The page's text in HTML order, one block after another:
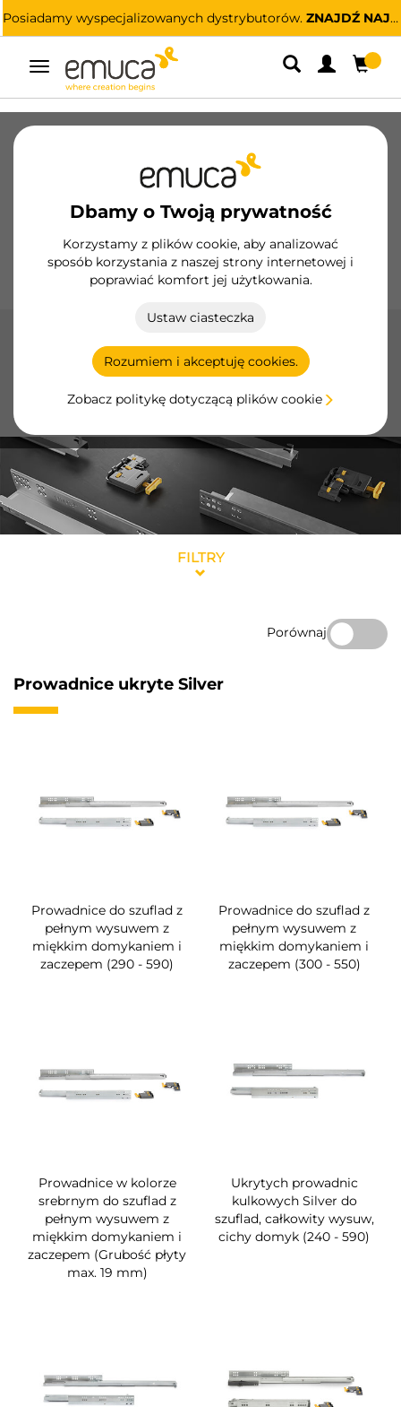
Posiadamy wyspecjalizowanych dystrybutorów. ZNAJDŹ NAJBLIŻSZEGO
Przełącz
nawigację
Dbamy o Twoją prywatność
Korzystamy z plików cookie, aby analizować
sposób korzystania z naszej strony internetowej i
poprawiać komfort jej użytkowania.
Ustaw ciasteczka
Rozumiem i akceptuję cookies.
Zobacz politykę dotyczącą plików cookie
Zawiasy
Systemy przesuwne Kuchnia
Ekspozytory
Prowadnice
Prowadnice do szuflad Emuca, trwałe i funkcjonalne, z
systemami cichego domykania i push-to-open. Wykonane
z wysokiej jakości stali i aluminium.
FILTRY
Porównaj
Prowadnice ukryte Silver
Prowadnice do szuflad z
pełnym wysuwem z
miękkim domykaniem i
zaczepem (290 - 590)
Prowadnice do szuflad z
pełnym wysuwem z
miękkim domykaniem i
zaczepem (300 - 550)
Prowadnice w kolorze
srebrnym do szuflad z
pełnym wysuwem z
miękkim domykaniem i
zaczepem (Grubość płyty
max. 19 mm)
Ukrytych prowadnic
kulkowych Silver do
szuflad, całkowity wysuw,
cichy domyk (240 - 590)